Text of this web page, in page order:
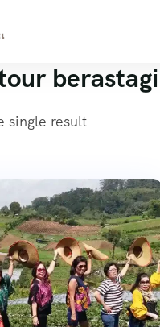
berastagi
single result